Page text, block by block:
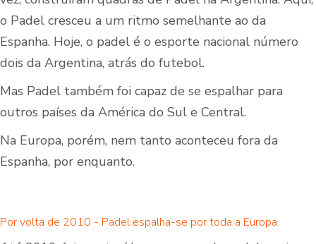
o Padel cresceu a um ritmo semelhante ao da
Espanha. Hoje, o padel é o esporte nacional número
dois da Argentina, atrás do futebol.
Mas Padel também foi capaz de se espalhar para
outros países da América do Sul e Central.
Na Europa, porém, nem tanto aconteceu fora da
Espanha, por enquanto.
Por volta de 2010 - Padel espalha-se por toda a Europa